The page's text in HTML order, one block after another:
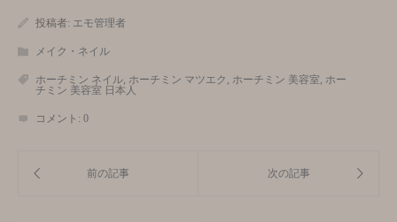
投稿者: エモ管理者
メイク・ネイル
ホーチミン ネイル, ホーチミン マツエク , ホーチミン 美容室, ホー
チミン 美容室 日本人
コメント: 0